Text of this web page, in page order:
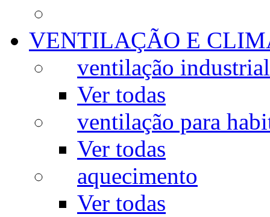
VENTILAÇÃO E
ventilação industrial
Ver todas
ventilação para
Ver todas
aquecimento
Ver todas